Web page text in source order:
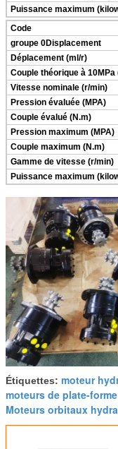
Puissance maximum
Code
groupe 0Displacement
Déplacement (ml/r)
Couple théorique à 10MPa
Vitesse nominale (r/min)
Pression évaluée (MPA)
Couple évalué (N.m)
Pression maximum (MPA)
Couple maximum (N.m)
Gamme de vitesse (r/min)
Puissance maximum
Étiquettes: moteur
moteurs de plate-
Moteurs orbitaux